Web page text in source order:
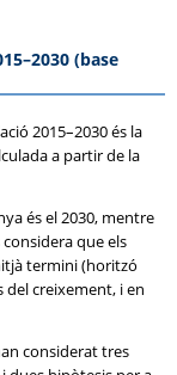
(base
2015–2030 és la
a partir de la
és el 2030, mentre
que els
termini (horitzó
creixement, i en
considerat tres